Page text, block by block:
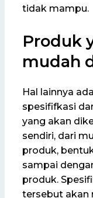
tidak mampu.
Produk
mudah
Hal lainnya
spesififkasi
yang akan
sendiri, dari
produk,
sampai
produk.
tersebut akan